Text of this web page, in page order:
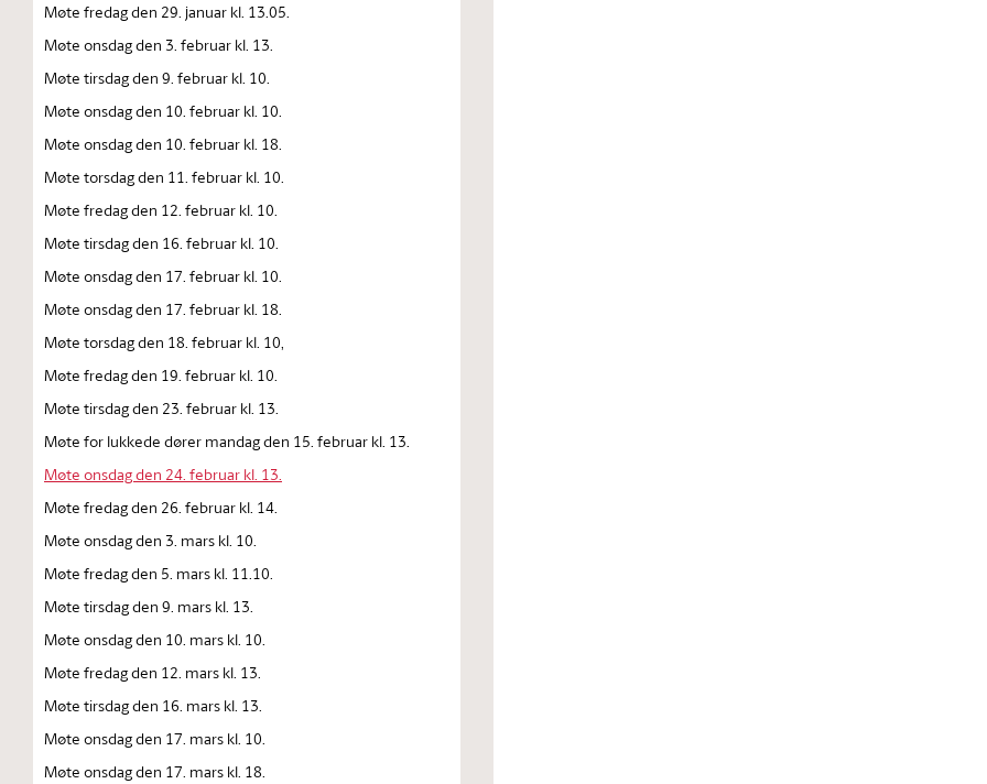
Møte fredag den 29. januar kl. 13.05.
Møte onsdag den 3. februar kl. 13.
Møte tirsdag den 9. februar kl. 10.
Møte onsdag den 10. februar kl. 10.
Møte onsdag den 10. februar kl. 18.
Møte torsdag den 11. februar kl. 10.
Møte fredag den 12. februar kl. 10.
Møte tirsdag den 16. februar kl. 10.
Møte onsdag den 17. februar kl. 10.
Møte onsdag den 17. februar kl. 18.
Møte torsdag den 18. februar kl. 10,
Møte fredag den 19. februar kl. 10.
Møte tirsdag den 23. februar kl. 13.
Møte for lukkede dører mandag den 15. februar kl. 13.
Møte onsdag den 24. februar kl. 13.
Møte fredag den 26. februar kl. 14.
Møte onsdag den 3. mars kl. 10.
Møte fredag den 5. mars kl. 11.10.
Møte tirsdag den 9. mars kl. 13.
Møte onsdag den 10. mars kl. 10.
Møte fredag den 12. mars kl. 13.
Møte tirsdag den 16. mars kl. 13.
Møte onsdag den 17. mars kl. 10.
Møte onsdag den 17. mars kl. 18.